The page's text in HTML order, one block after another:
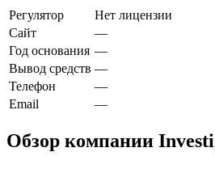
Регулятор
Нет лицензии
Сайт
—
Год основания —
Вывод средств —
Телефон
—
Email
—
Обзор компании